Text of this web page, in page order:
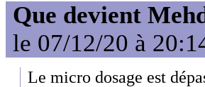
Que devient
le 07/12/20 à
Le micro dosage est